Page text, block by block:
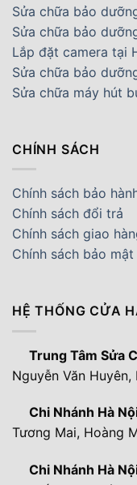
Sửa chữa bảo
Sửa chữa bảo
Lắp đặt camera tại
Sửa chữa bảo
Sửa chữa máy hút
CHÍNH SÁCH
Chính sách bảo
Chính sách đổi trả
Chính sách giao
Chính sách bảo mật
HỆ THỐNG CỬA
Trung Tâm Sửa
Nguyễn Văn
Chi Nhánh Hà
Tương Mai, Hoàng
Chi Nhánh Hà